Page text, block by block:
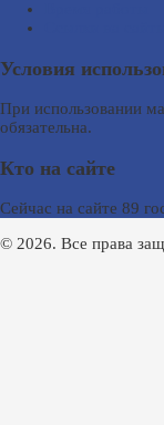
Условия
При использовании
обязательна.
Кто на сайте
Сейчас на сайте 89
© 2026. Все права